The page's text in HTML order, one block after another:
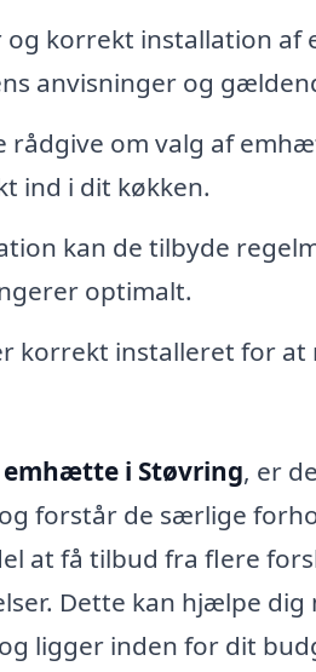
og korrekt installation
anvisninger og
rådgive om valg af
ind i dit køkken.
kan de tilbyde
optimalt.
korrekt installeret for
i Støvring, er
forstår de særlige
at få tilbud fra flere
Dette kan hjælpe
ligger inden for dit